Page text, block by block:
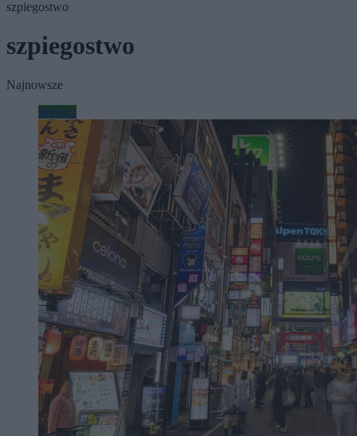
szpiegostwo
szpiegostwo
Najnowsze
Wojsko